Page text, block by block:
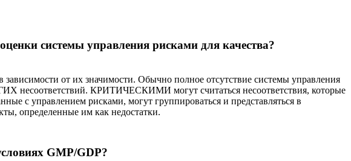
системы управления рисками для качества?
от их значимости. Обычно полное отсутствие системы управления
несоответствий. КРИТИЧЕСКИМИ могут считаться несоответствия, которые
с управлением рисками, могут группироваться и представляться в
определенные им как недостатки.
GMP/GDP?